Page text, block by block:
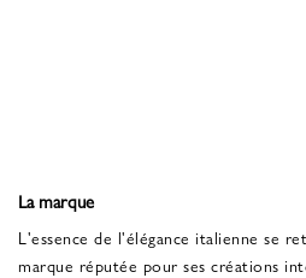
La marque
L'essence de l'élégance italienne se
marque réputée pour ses créations